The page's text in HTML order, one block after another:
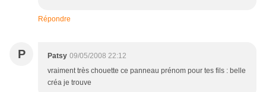
Répondre
P Patsy 09/05/2008 22:12
vraiment très chouette ce panneau prénom pour tes fils : belle
créa je trouve